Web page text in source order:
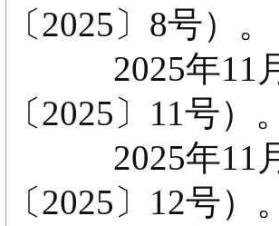
〔2025〕8号）。
2025年11月
〔2025〕11号）
2025年11月
〔2025〕12号）